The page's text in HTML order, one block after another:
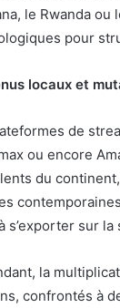
le Rwanda
pour
locaux et
de
ou encore
du
s’exporter sur
la
confrontés à